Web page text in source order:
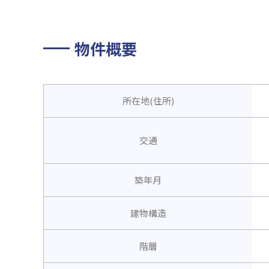
物件概要
所在地(住所)
交通
築年月
建物構造
階層